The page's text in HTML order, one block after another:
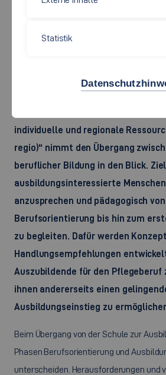
Kurzbeschreibung:
individuelle und regionale
regio)“ nimmt den Übergang
beruflicher Bildung in den Blick.
ausbildungsinteressierte
anzusprechen und pädagogisch
Berufsorientierung bis hin zum
zu begleiten. Dafür werden
Handlungsempfehlungen
Auszubildende für den Pflegeberuf
ihnen andererseits einen
Ausbildungseinstieg zu
Beim Übergang von der Schule zur
Phasen Berufsorientierung und
unterscheiden. Herausforderungen und
Statistik